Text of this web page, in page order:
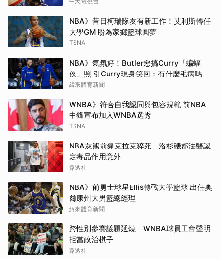
NBA》昔日柯瑞隊友有新工作！艾利斯轉任
大學GM 盼為家鄉籃球圓夢
TSNA
NBA》氣氛好！Butler惡搞Curry「蝙蝠
俠」照 引Curry現身笑回：有什麼毛病嗎
緯來體育新聞
WNBA》符合自我認同與包容規範 前NBA
中鋒宣布加入WNBA選秀
TSNA
NBA灰熊前鋒克拉克猝死 洛杉磯郡法醫認
定毒品作用意外
路透社
NBA》前勇士球星Ellis轉戰大學籃球 出任奧
爾康州大男籃總經理
緯來體育新聞
跨性別參賽議題延燒 WNBA球員工會聲明
拒當政治棋子
路透社